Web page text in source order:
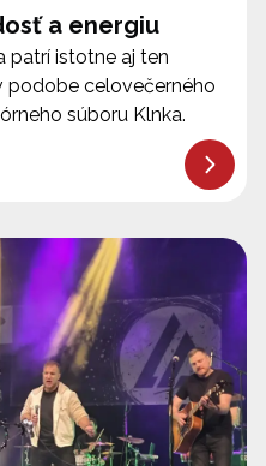
a energiu
patrí istotne aj ten
podobe celovečerného
súboru Klnka.